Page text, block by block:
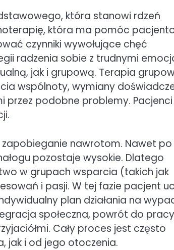
która stanowi rdzeń
która ma pomóc
czynniki wywołujące chęć
radzenia sobie z trudnymi
jak i grupową. Terapia
wspólnoty, wymiany
podobne problemy. Pacjenci
nawrotom. Nawet po
pozostaje wysokie. Dlatego
w grupach wsparcia (takich jak
i pasji. W tej fazie pacjent
plan działania na
społeczna, powrót do
Cały proces jest często
jak i od jego otoczenia.